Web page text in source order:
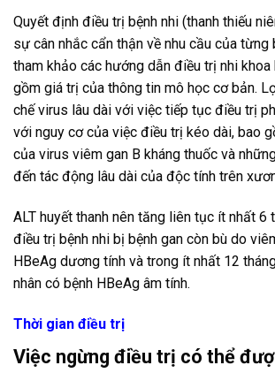
Quyết định điều trị bệnh nhi (thanh thiếu
sự cân nhắc cẩn thận về nhu cầu của từng
tham khảo các hướng dẫn điều trị nhi khoa
gồm giá trị của thông tin mô học cơ bản.
chế virus lâu dài với việc tiếp tục điều trị
với nguy cơ của việc điều trị kéo dài, bao
của virus viêm gan B kháng thuốc và
đến tác động lâu dài của độc tính trên
ALT huyết thanh nên tăng liên tục ít nhất 6
điều trị bệnh nhi bị bệnh gan còn bù do
HBeAg dương tính và trong ít nhất 12
nhân có bệnh HBeAg âm tính.
Thời gian điều trị
Việc ngừng điều trị có thể